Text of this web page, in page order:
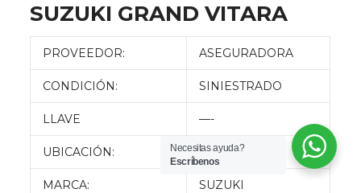
SUZUKI GRAND VITARA
PROVEEDOR: ASEGURADORA
CONDICIÓN: SINIESTRADO
LLAVE —-
UBICACIÓN: QUITO
MARCA: SUZUKI
Necesitas ayuda?
Escríbenos